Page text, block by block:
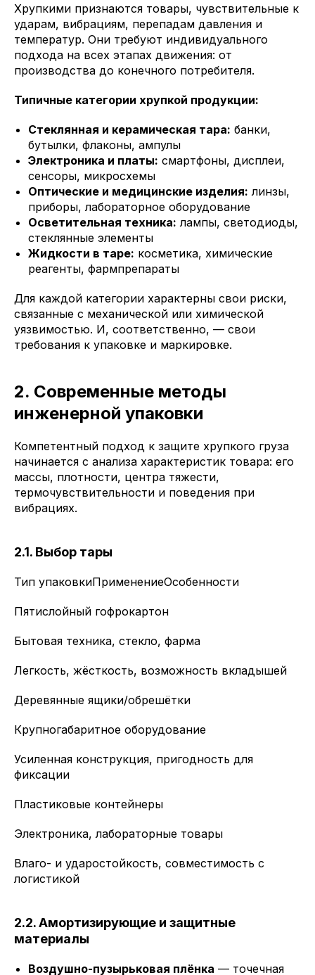
Хрупкими признаются товары, чувствительные к
ударам, вибрациям, перепадам давления и
температур. Они требуют индивидуального
подхода на всех этапах движения: от
производства до конечного потребителя.
Типичные категории хрупкой продукции:
Стеклянная и керамическая тара: банки,
бутылки, флаконы, ампулы
Электроника и платы: смартфоны, дисплеи,
сенсоры, микросхемы
Оптические и медицинские изделия: линзы,
приборы, лабораторное оборудование
Осветительная техника: лампы, светодиоды,
стеклянные элементы
Жидкости в таре: косметика, химические
реагенты, фармпрепараты
Для каждой категории характерны свои риски,
связанные с механической или химической
уязвимостью. И, соответственно, — свои
требования к упаковке и маркировке.
2. Современные методы
инженерной упаковки
Компетентный подход к защите хрупкого груза
начинается с анализа характеристик товара: его
массы, плотности, центра тяжести,
термочувствительности и поведения при
вибрациях.
2.1. Выбор тары
Тип упаковкиПрименениеОсобенности
Пятислойный гофрокартон
Бытовая техника, стекло, фарма
Легкость, жёсткость, возможность вкладышей
Деревянные ящики/обрешётки
Крупногабаритное оборудование
Усиленная конструкция, пригодность для
фиксации
Пластиковые контейнеры
Электроника, лабораторные товары
Влаго- и ударостойкость, совместимость с
логистикой
2.2. Амортизирующие и защитные
материалы
Воздушно-пузырьковая плёнка — точечная